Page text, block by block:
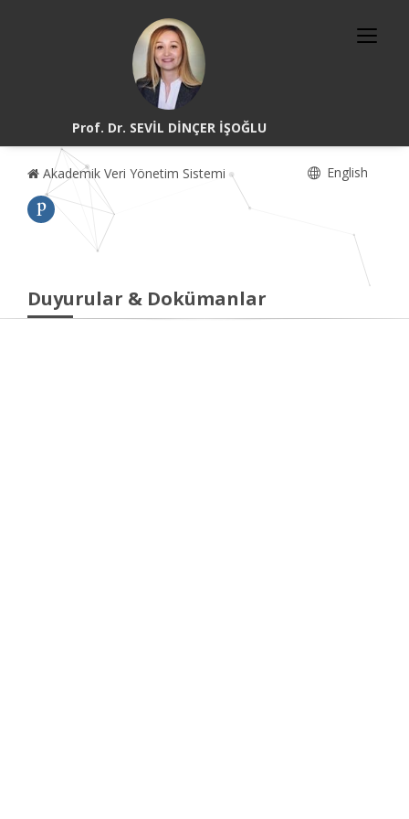
Prof. Dr. SEVİL DİNÇER İŞOĞLU
Akademik Veri Yönetim Sistemi English
Duyurular & Dokümanlar